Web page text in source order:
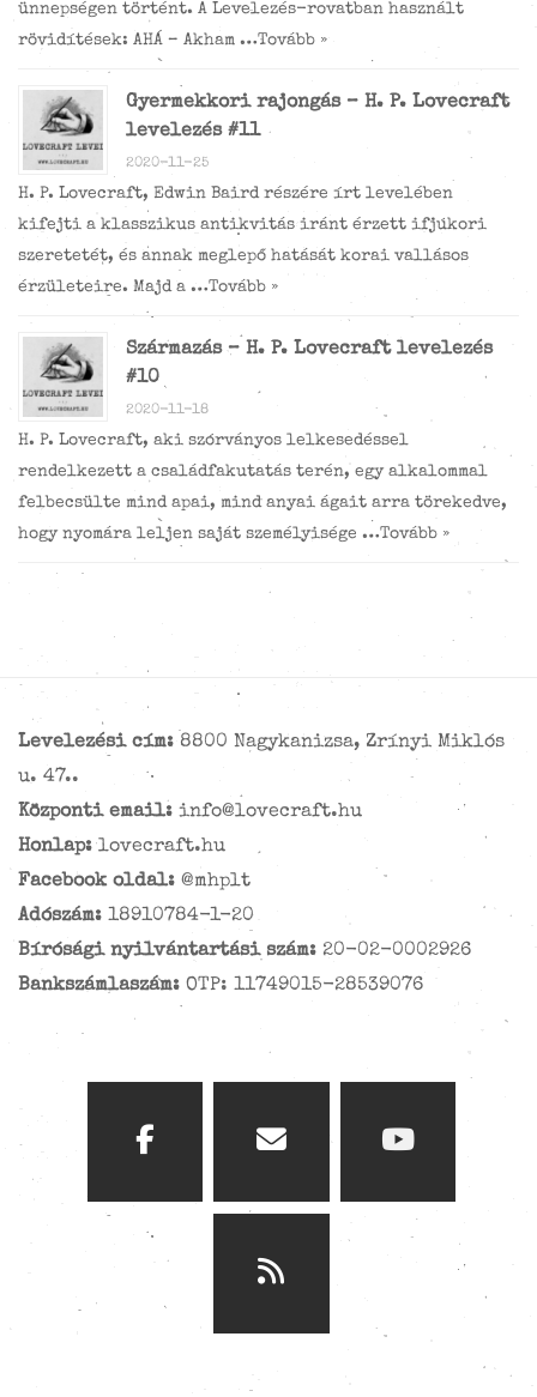
ünnepségen történt. A Levelezés-rovatban használt
rövidítések: AHÁ – Akham …Tovább »
Gyermekkori rajongás – H. P. Lovecraft
levelezés #11
2020-11-25
H. P. Lovecraft, Edwin Baird részére írt levelében
kifejti a klasszikus antikvitás iránt érzett ifjúkori
szeretetét, és annak meglepő hatását korai vallásos
érzületeire. Majd a …Tovább »
Származás – H. P. Lovecraft levelezés
#10
2020-11-18
H. P. Lovecraft, aki szórványos lelkesedéssel
rendelkezett a családfakutatás terén, egy alkalommal
felbecsülte mind apai, mind anyai ágait arra törekedve,
hogy nyomára leljen saját személyisége …Tovább »
Levelezési cím: 8800 Nagykanizsa, Zrínyi Miklós
u. 47..
Központi email: info@lovecraft.hu
Honlap:lovecraft.hu
Facebook oldal: @mhplt
Adószám: 18910784-1-20
Bírósági nyilvántartási szám: 20-02-0002926
Bankszámlaszám: OTP: 11749015-28539076